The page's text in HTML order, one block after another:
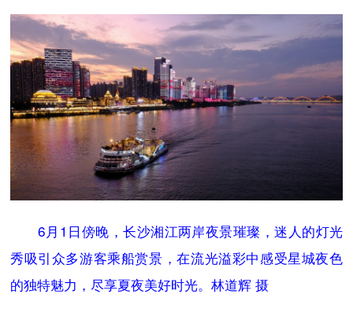
6月1日傍晚，长沙湘江两岸夜景璀璨，迷人的灯光
秀吸引众多游客乘船赏景，在流光溢彩中感受星城夜色
的独特魅力，尽享夏夜美好时光。林道辉 摄